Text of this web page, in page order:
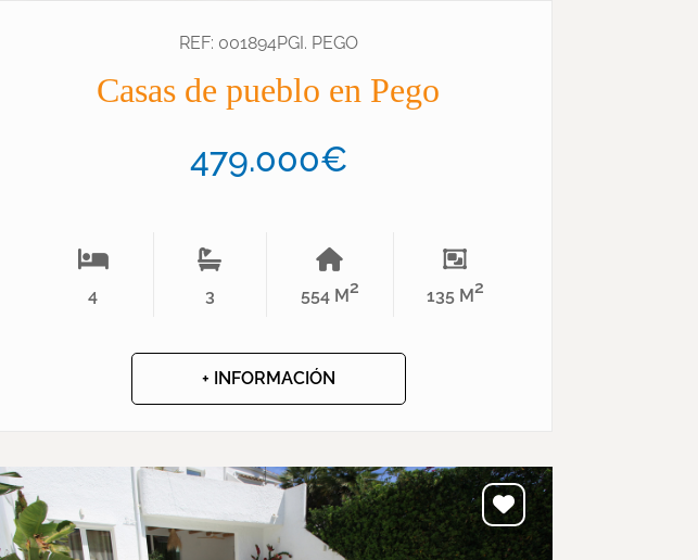
REF: 001894PGI. PEGO
Casas de pueblo en Pego
479.000€
4 3 554 M2 135 M2
+ INFORMACIÓN